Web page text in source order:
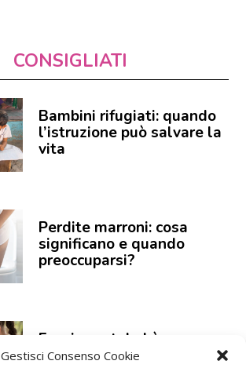
Gestisci Consenso Cookie
CONSIGLIATI
Bambini rifugiati: quando
l’istruzione può salvare la
vita
Perdite marroni: cosa
significano e quando
preoccuparsi?
Fascia portabebè:
legature e posizioni